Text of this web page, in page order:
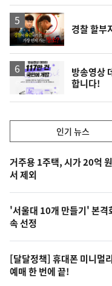
영
상
경찰 할부
방송영상
합니다!
기,
최
신,
오
늘
의
영
상
인기 뉴스
기
뉴
스
거주용 1주택, 시가 20억
서 제외
'서울대 10개 만들기' 본
속 선정
[달달정책] 휴대폰 미니멀
예매 한 번에 끝!